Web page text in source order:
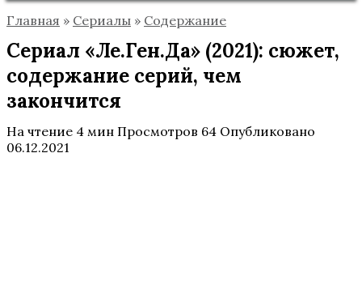
Главная » Сериалы » Содержание
Сериал «Ле.Ген.Да» (2021): сюжет,
содержание серий, чем
закончится
На чтение 4 мин Просмотров 64 Опубликовано
06.12.2021